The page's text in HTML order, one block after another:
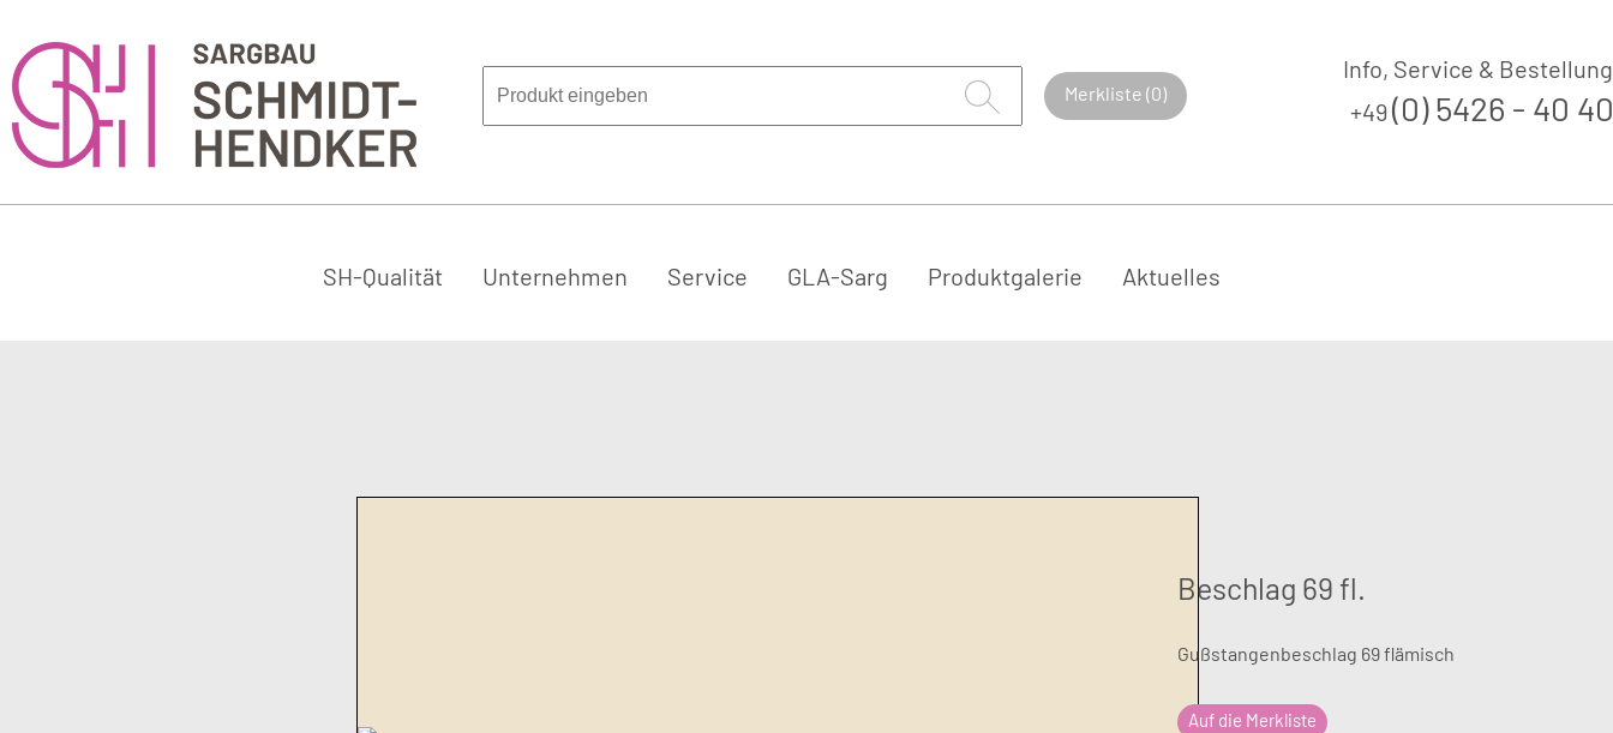
Merkliste (0)
Info, Service & Bestellung
+49 (0) 5426 - 40 40
SH-Qualität Unternehmen Service GLA-Sarg Produktgalerie Aktuelles
Beschlag 69 fl.
Gußstangenbeschlag 69 flämisch
Auf die Merkliste